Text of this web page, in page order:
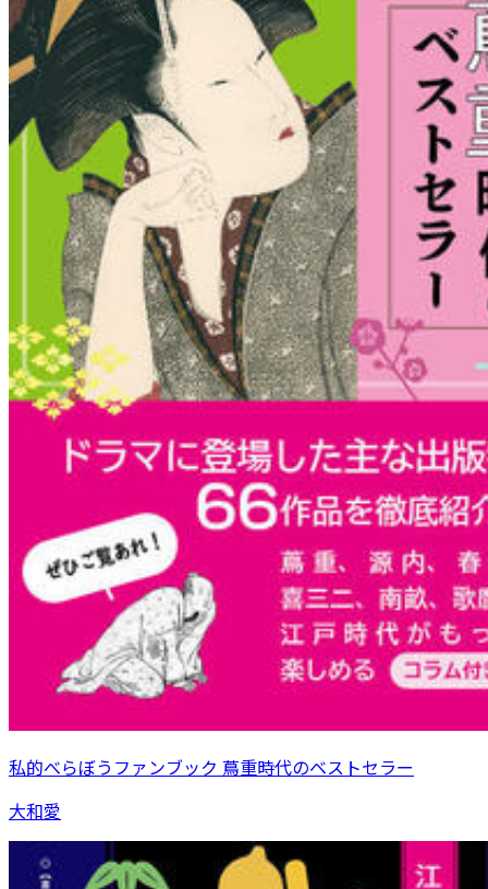
私的べらぼうファンブック 蔦重時代のベストセラー
大和愛